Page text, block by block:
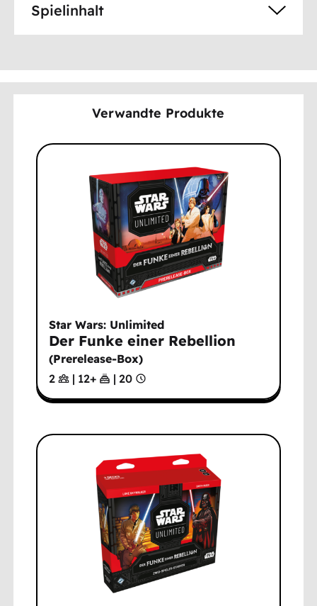
Spielinhalt
Verwandte Produkte
Star Wars: Unlimited
Der Funke einer Rebellion
(Prerelease-Box)
2
| 12+ | 20